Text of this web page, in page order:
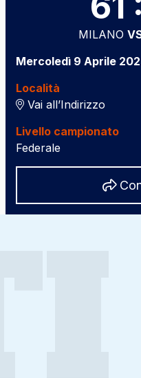
MILANO
Mercoledì 9 Aprile
Località
Vai all’Indirizzo
Livello campionato
Federale